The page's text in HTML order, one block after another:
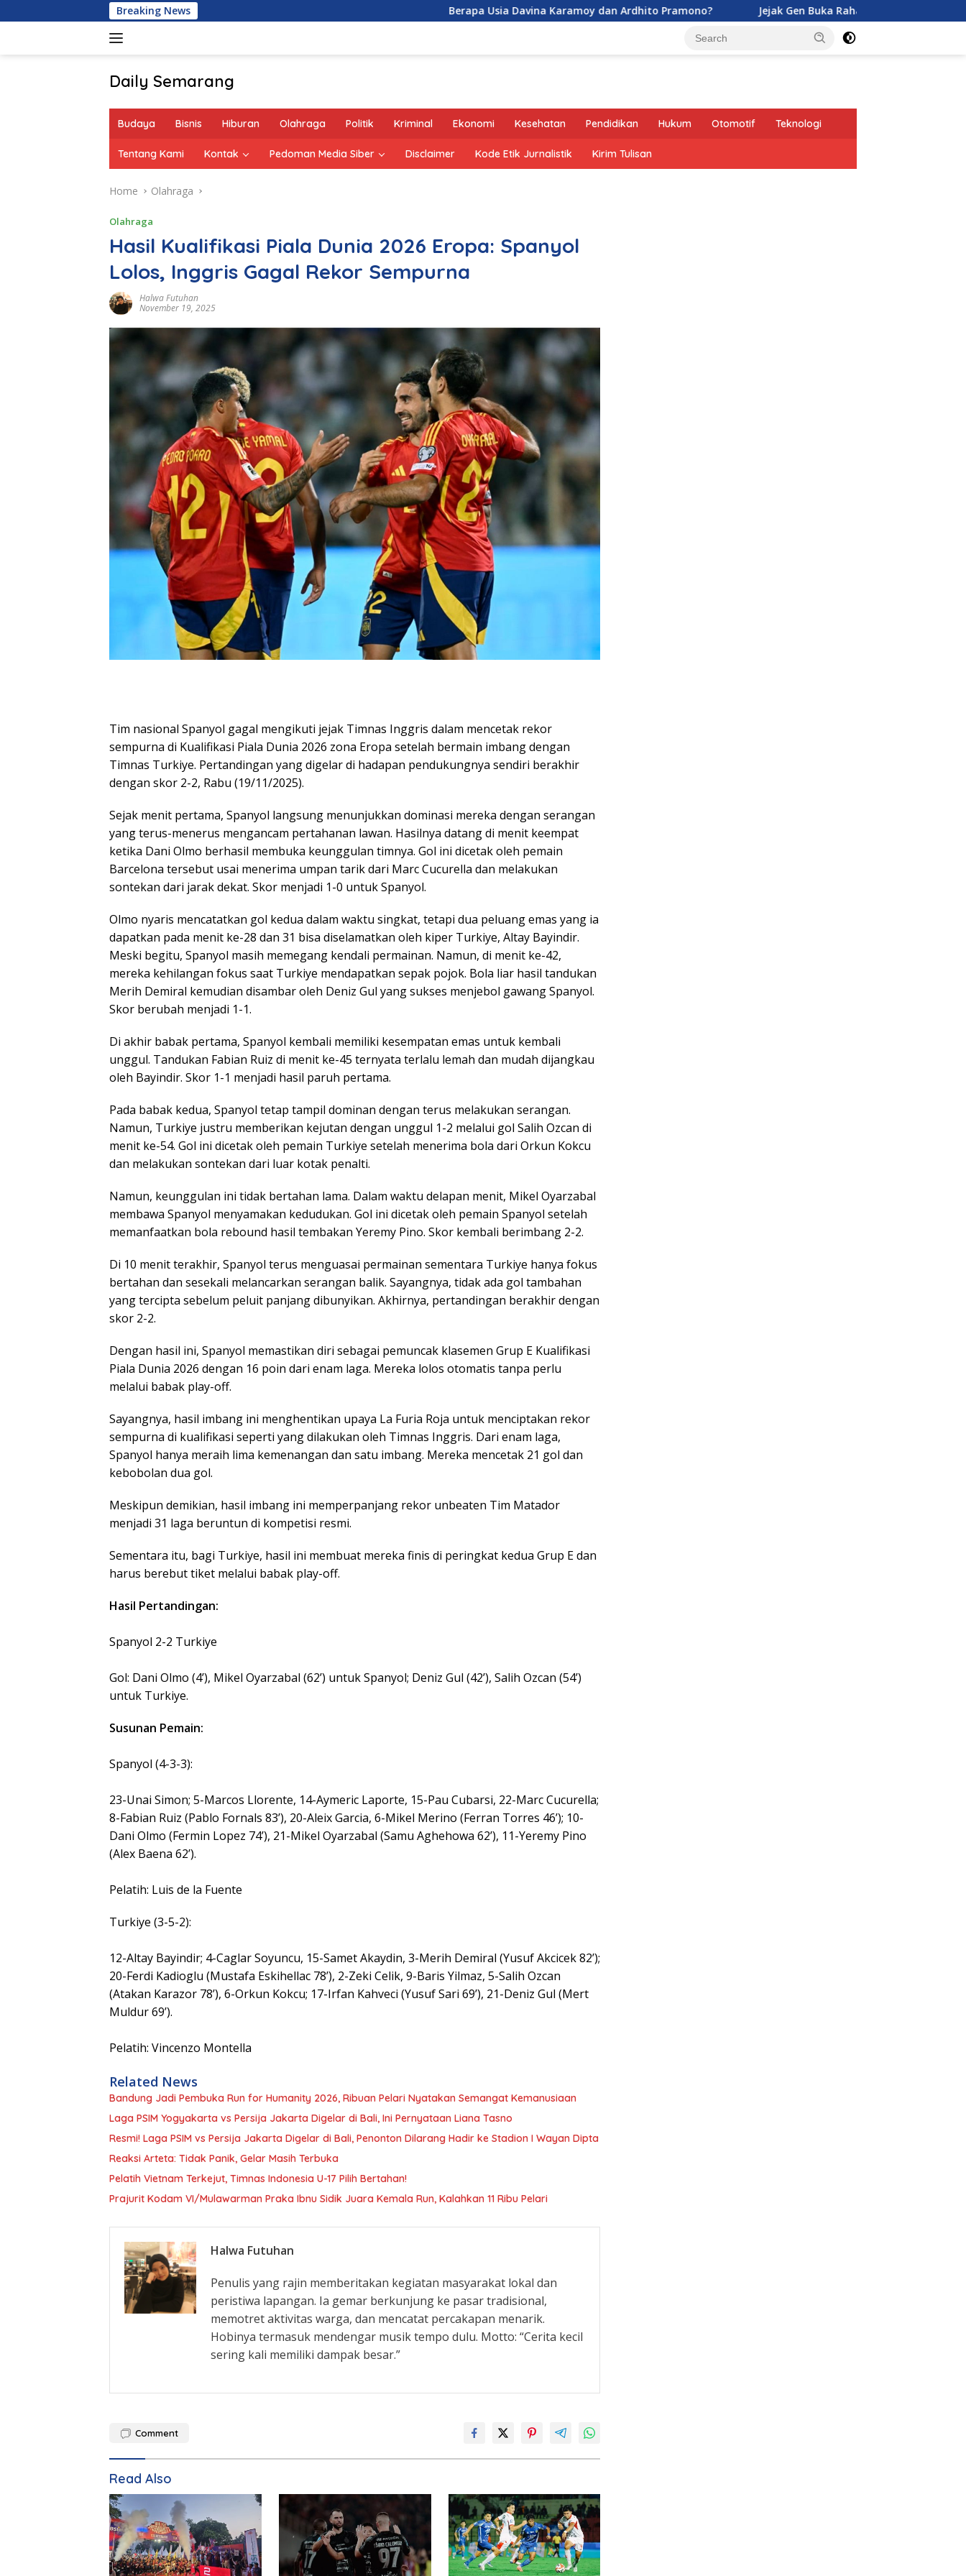
to
Breaking News Berapa Usia Davina Karamoy dan Ardhito Pramono? Jejak Gen Buka Rahasia Kucing di Eropa oleh Tentara
Daily Semarang
Hari
Informasi
Anda"
Budaya Bisnis Hiburan Olahraga Politik Kriminal Ekonomi Kesehatan Pendidikan Hukum Otomotif Teknologi
Tentang Kami Kontak Pedoman Media Siber Disclaimer Kode Etik Jurnalistik Kirim Tulisan
Home Olahraga
Olahraga
Hasil Kualifikasi Piala Dunia 2026 Eropa: Spanyol
Lolos, Inggris Gagal Rekor Sempurna
Halwa Futuhan
November 19, 2025
Tim nasional Spanyol gagal mengikuti jejak Timnas Inggris dalam mencetak rekor
sempurna di Kualifikasi Piala Dunia 2026 zona Eropa setelah bermain imbang dengan
Timnas Turkiye. Pertandingan yang digelar di hadapan pendukungnya sendiri berakhir
dengan skor 2-2, Rabu (19/11/2025).
Sejak menit pertama, Spanyol langsung menunjukkan dominasi mereka dengan serangan
yang terus-menerus mengancam pertahanan lawan. Hasilnya datang di menit keempat
ketika Dani Olmo berhasil membuka keunggulan timnya. Gol ini dicetak oleh pemain
Barcelona tersebut usai menerima umpan tarik dari Marc Cucurella dan melakukan
sontekan dari jarak dekat. Skor menjadi 1-0 untuk Spanyol.
Olmo nyaris mencatatkan gol kedua dalam waktu singkat, tetapi dua peluang emas yang ia
dapatkan pada menit ke-28 dan 31 bisa diselamatkan oleh kiper Turkiye, Altay Bayindir.
Meski begitu, Spanyol masih memegang kendali permainan. Namun, di menit ke-42,
mereka kehilangan fokus saat Turkiye mendapatkan sepak pojok. Bola liar hasil tandukan
Merih Demiral kemudian disambar oleh Deniz Gul yang sukses menjebol gawang Spanyol.
Skor berubah menjadi 1-1.
Di akhir babak pertama, Spanyol kembali memiliki kesempatan emas untuk kembali
unggul. Tandukan Fabian Ruiz di menit ke-45 ternyata terlalu lemah dan mudah dijangkau
oleh Bayindir. Skor 1-1 menjadi hasil paruh pertama.
Pada babak kedua, Spanyol tetap tampil dominan dengan terus melakukan serangan.
Namun, Turkiye justru memberikan kejutan dengan unggul 1-2 melalui gol Salih Ozcan di
menit ke-54. Gol ini dicetak oleh pemain Turkiye setelah menerima bola dari Orkun Kokcu
dan melakukan sontekan dari luar kotak penalti.
Namun, keunggulan ini tidak bertahan lama. Dalam waktu delapan menit, Mikel Oyarzabal
membawa Spanyol menyamakan kedudukan. Gol ini dicetak oleh pemain Spanyol setelah
memanfaatkan bola rebound hasil tembakan Yeremy Pino. Skor kembali berimbang 2-2.
Di 10 menit terakhir, Spanyol terus menguasai permainan sementara Turkiye hanya fokus
bertahan dan sesekali melancarkan serangan balik. Sayangnya, tidak ada gol tambahan
yang tercipta sebelum peluit panjang dibunyikan. Akhirnya, pertandingan berakhir dengan
skor 2-2.
Dengan hasil ini, Spanyol memastikan diri sebagai pemuncak klasemen Grup E Kualifikasi
Piala Dunia 2026 dengan 16 poin dari enam laga. Mereka lolos otomatis tanpa perlu
melalui babak play-off.
Sayangnya, hasil imbang ini menghentikan upaya La Furia Roja untuk menciptakan rekor
sempurna di kualifikasi seperti yang dilakukan oleh Timnas Inggris. Dari enam laga,
Spanyol hanya meraih lima kemenangan dan satu imbang. Mereka mencetak 21 gol dan
kebobolan dua gol.
Meskipun demikian, hasil imbang ini memperpanjang rekor unbeaten Tim Matador
menjadi 31 laga beruntun di kompetisi resmi.
Sementara itu, bagi Turkiye, hasil ini membuat mereka finis di peringkat kedua Grup E dan
harus berebut tiket melalui babak play-off.
Hasil Pertandingan:
Spanyol 2-2 Turkiye
Gol: Dani Olmo (4’), Mikel Oyarzabal (62’) untuk Spanyol; Deniz Gul (42’), Salih Ozcan (54’)
untuk Turkiye.
Susunan Pemain:
Spanyol (4-3-3):
23-Unai Simon; 5-Marcos Llorente, 14-Aymeric Laporte, 15-Pau Cubarsi, 22-Marc Cucurella;
8-Fabian Ruiz (Pablo Fornals 83’), 20-Aleix Garcia, 6-Mikel Merino (Ferran Torres 46’); 10-
Dani Olmo (Fermin Lopez 74’), 21-Mikel Oyarzabal (Samu Aghehowa 62’), 11-Yeremy Pino
(Alex Baena 62’).
Pelatih: Luis de la Fuente
Turkiye (3-5-2):
12-Altay Bayindir; 4-Caglar Soyuncu, 15-Samet Akaydin, 3-Merih Demiral (Yusuf Akcicek 82’);
20-Ferdi Kadioglu (Mustafa Eskihellac 78’), 2-Zeki Celik, 9-Baris Yilmaz, 5-Salih Ozcan
(Atakan Karazor 78’), 6-Orkun Kokcu; 17-Irfan Kahveci (Yusuf Sari 69’), 21-Deniz Gul (Mert
Muldur 69’).
Pelatih: Vincenzo Montella
Related News
Bandung Jadi Pembuka Run for Humanity 2026, Ribuan Pelari Nyatakan Semangat Kemanusiaan
Laga PSIM Yogyakarta vs Persija Jakarta Digelar di Bali, Ini Pernyataan Liana Tasno
Resmi! Laga PSIM vs Persija Jakarta Digelar di Bali, Penonton Dilarang Hadir ke Stadion I Wayan Dipta
Reaksi Arteta: Tidak Panik, Gelar Masih Terbuka
Pelatih Vietnam Terkejut, Timnas Indonesia U-17 Pilih Bertahan!
Prajurit Kodam VI/Mulawarman Praka Ibnu Sidik Juara Kemala Run, Kalahkan 11 Ribu Pelari
Halwa Futuhan
Penulis yang rajin memberitakan kegiatan masyarakat lokal dan
peristiwa lapangan. Ia gemar berkunjung ke pasar tradisional,
memotret aktivitas warga, dan mencatat percakapan menarik.
Hobinya termasuk mendengar musik tempo dulu. Motto: “Cerita kecil
sering kali memiliki dampak besar.”
Comment
Read Also